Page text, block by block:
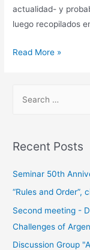
actualidad- y
luego recopilados
Read More »
Recent Posts
Seminar 50th
“Rules and Order”,
Second meeting -
Challenges of
Discussion Group